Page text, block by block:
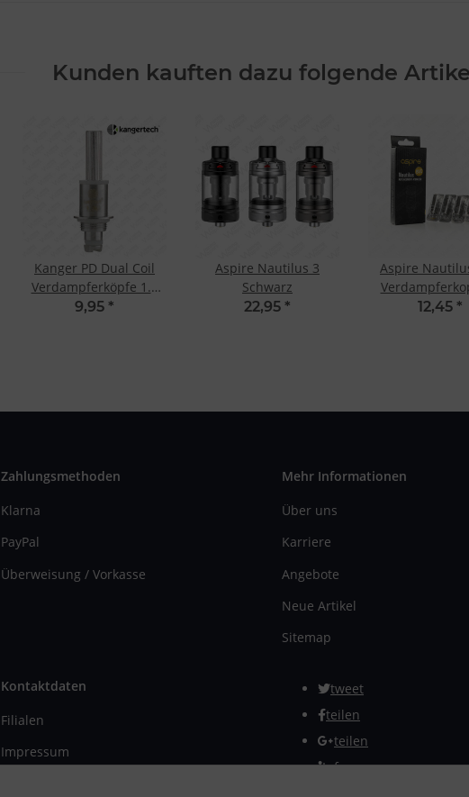
Kunden kauften dazu folgende
Kanger PD Dual Coil
Verdampferköpfe 1.8
Ohm (5 Stk.)
9,95 *
Aspire Nautilus 3
Schwarz
22,95 *
Aspire
Ohm (5 Stk.)
12,45 *
Zahlungsmethoden
Klarna
PayPal
Überweisung / Vorkasse
Mehr Informationen
Über uns
Karriere
Angebote
Neue Artikel
Sitemap
Kontaktdaten
Filialen
Impressum
tweet
teilen
teilen
Info